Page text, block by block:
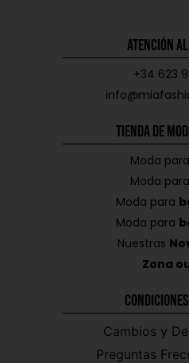
Atención
+34 623
Tienda de
Moda para
Moda para
Moda para
Moda para
Nuestras
Zona
Cambios y
Preguntas